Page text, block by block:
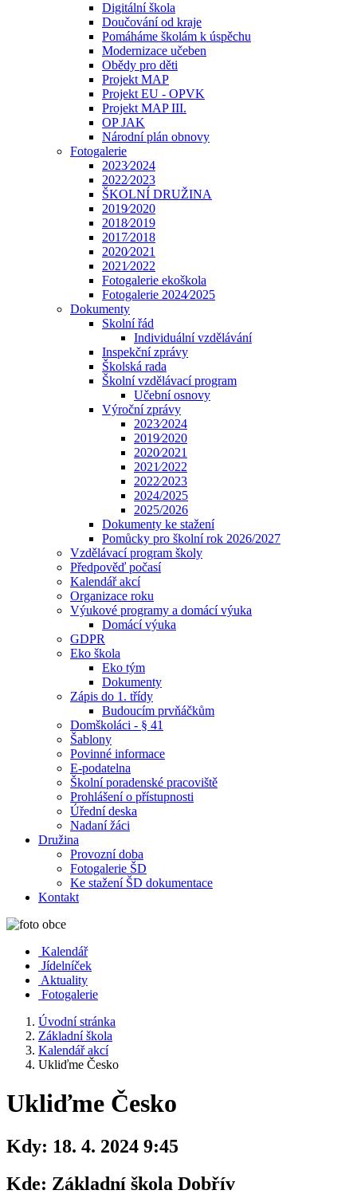
Digitální škola
Doučování od kraje
Pomáháme školám k úspěchu
Modernizace učeben
Obědy pro děti
Projekt MAP
Projekt EU - OPVK
Projekt MAP III.
OP JAK
Národní plán obnovy
Fotogalerie
2023⁄2024
2022⁄2023
ŠKOLNÍ DRUŽINA
2019⁄2020
2018⁄2019
2017⁄2018
2020⁄2021
2021⁄2022
Fotogalerie ekoškola
Fotogalerie 2024⁄2025
Dokumenty
Skolní řád
Individuální vzdělávání
Inspekční zprávy
Školská rada
Školní vzdělávací program
Učební osnovy
Výroční zprávy
2023⁄2024
2019⁄2020
2020⁄2021
2021⁄2022
2022⁄2023
2024/2025
2025/2026
Dokumenty ke stažení
Pomůcky pro školní rok 2026/2027
Vzdělávací program školy
Předpověď počasí
Kalendář akcí
Organizace roku
Výukové programy a domácí výuka
Domácí výuka
GDPR
Eko škola
Eko tým
Dokumenty
Zápis do 1. třídy
Budoucím prvňáčkům
Domškoláci - § 41
Šablony
Povinné informace
E-podatelna
Školní poradenské pracoviště
Prohlášení o přístupnosti
Úřední deska
Nadaní žáci
Družina
Provozní doba
Fotogalerie ŠD
Ke stažení ŠD dokumentace
Kontakt
Kalendář
Jídelníček
Aktuality
Fotogalerie
Úvodní stránka
Základní škola
Kalendář akcí
Ukliďme Česko
Ukliďme Česko
Kdy: 18. 4. 2024 9:45
Kde: Základní škola Dobřív